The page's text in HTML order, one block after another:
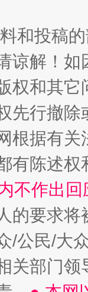
和投稿
谅解！
权和其它
先行撤
根据有
有陈述
不作出
的要求将
/公民/大
关部门